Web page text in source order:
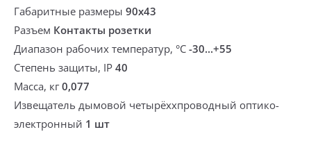
Габаритные размеры 90х43
Разъем Контакты розетки
Диапазон рабочих температур, °С -30...+55
Степень защиты, IP 40
Масса, кг0,077
Извещатель дымовой четырёххпроводный оптико-
электронный 1 шт